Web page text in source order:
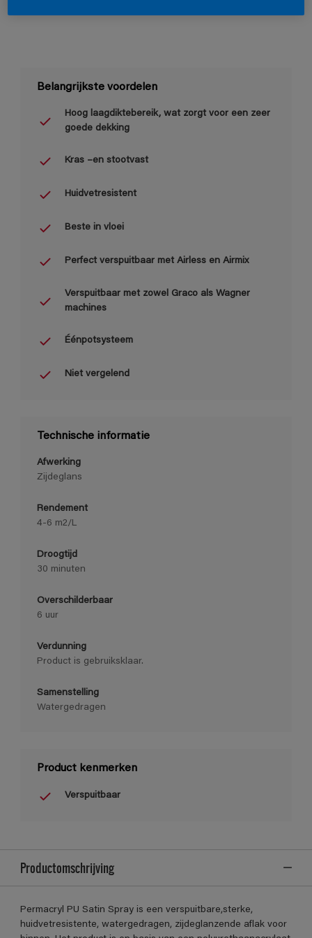
Belangrijkste voordelen
Hoog laagdiktebereik, wat zorgt voor een zeer
goede dekking
Kras –en stootvast
Huidvetresistent
Beste in vloei
Perfect verspuitbaar met Airless en Airmix
Verspuitbaar met zowel Graco als Wagner
machines
Éénpotsysteem
Niet vergelend
Technische informatie
Afwerking
Zijdeglans
Rendement
4-6 m2/L
Droogtijd
30 minuten
Overschilderbaar
6 uur
Verdunning
Product is gebruiksklaar.
Samenstelling
Watergedragen
Product kenmerken
Verspuitbaar
Productomschrijving
Permacryl PU Satin Spray is een verspuitbare,sterke,
huidvetresistente, watergedragen, zijdeglanzende aflak voor